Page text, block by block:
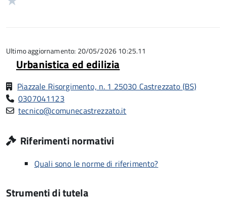
5
Ultimo aggiornamento: 20/05/2026 10:25.11
Urbanistica ed edilizia
Piazzale Risorgimento, n. 1 25030 Castrezzato (BS)
0307041123
tecnico@comunecastrezzato.it
Riferimenti normativi
Quali sono le norme di riferimento?
Strumenti di tutela